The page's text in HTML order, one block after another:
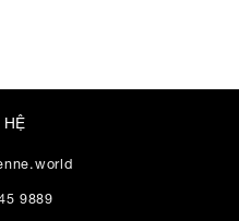
HỆ
9889